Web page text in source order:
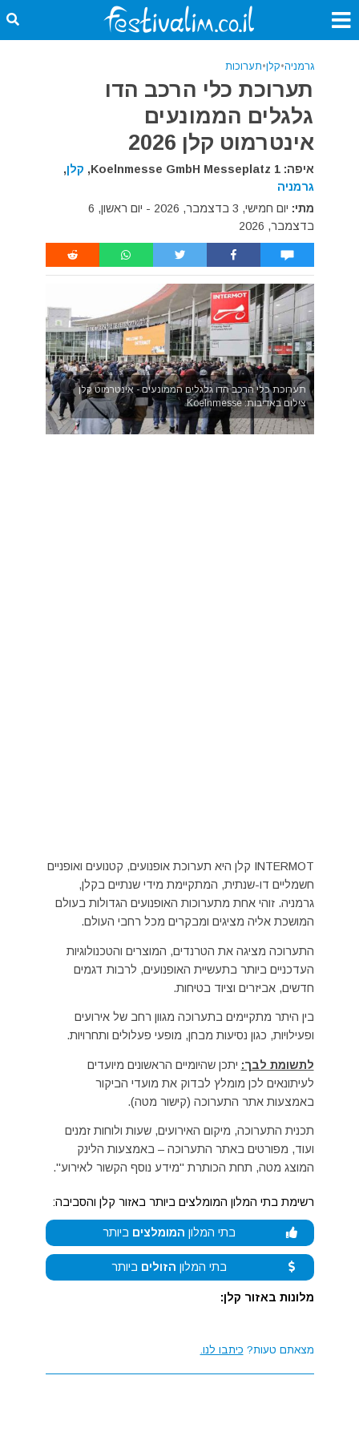
גרמניה•קלן•תערוכות
תערוכת כלי הרכב הדו
גלגלים הממונעים
אינטרמוט קלן 2026
איפה: Koelnmesse GmbH Messeplatz 1, קלן,
גרמניה
מתי:
יום חמישי, 3 בדצמבר, 2026 - יום ראשון, 6
בדצמבר, 2026
תערוכת כלי הרכב הדו גלגלים הממונעים - אינטרמוט קלן
צילום באדיבות: Koelnmesse
INTERMOT קלן היא תערוכת אופנועים, קטנועים ואופניים
חשמליים דו-שנתית, המתקיימת מידי שנתיים בקלן,
גרמניה. זוהי אחת מתערוכות האופנועים הגדולות בעולם
המושכת אליה מציגים ומבקרים מכל רחבי העולם.
התערוכה מציגה את הטרנדים, המוצרים והטכנולוגיות
העדכניים ביותר בתעשיית האופנועים, לרבות דגמים
חדשים, אביזרים וציוד בטיחות.
בין היתר מתקיימים בתערוכה מגוון רחב של אירועים
ופעילויות, כגון נסיעות מבחן, מופעי פעלולים ותחרויות.
לתשומת לבך: יתכן שהיומיים הראשונים מיועדים
לעיתונאים לכן מומלץ לבדוק את מועדי הביקור
באמצעות אתר התערוכה (קישור מטה).
תכנית התערוכה, מיקום האירועים, שעות ולוחות זמנים
ועוד, מפורטים באתר התערוכה – באמצעות הלינק
המוצג מטה, תחת הכותרת "מידע נוסף הקשור לאירוע".
רשימת בתי המלון המומלצים ביותר באזור קלן והסביבה:
בתי המלון המומלצים ביותר
בתי המלון הזולים ביותר
מלונות באזור קלן:
מצאתם טעות? כיתבו לנו.